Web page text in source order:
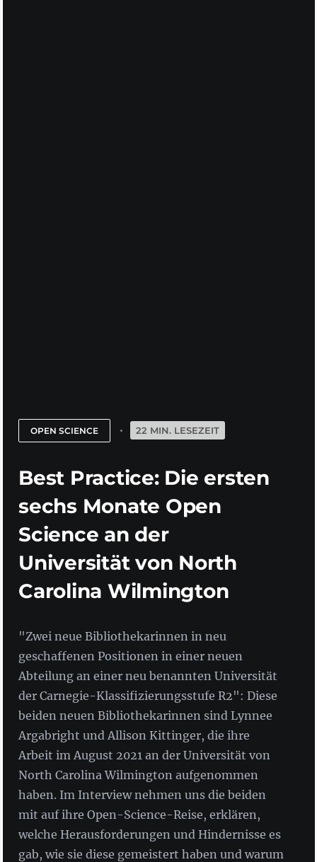
OPEN SCIENCE 22 MIN. LESEZEIT
Best Practice: Die ersten
sechs Monate Open
Science an der
Universität von North
Carolina Wilmington
"Zwei neue Bibliothekarinnen in neu
geschaffenen Positionen in einer neuen
Abteilung an einer neu benannten Universität
der Carnegie-Klassifizierungsstufe R2": Diese
beiden neuen Bibliothekarinnen sind Lynnee
Argabright und Allison Kittinger, die ihre
Arbeit im August 2021 an der Universität von
North Carolina Wilmington aufgenommen
haben. Im Interview nehmen uns die beiden
mit auf ihre Open-Science-Reise, erklären,
welche Herausforderungen und Hindernisse es
gab, wie sie diese gemeistert haben und warum